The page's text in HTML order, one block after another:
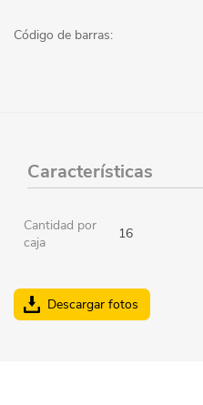
Código de barras:
Características
Cantidad por
caja
16
Descargar fotos